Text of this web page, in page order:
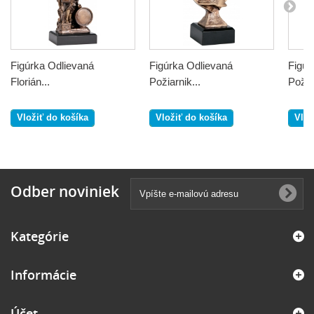
Figúrka Odlievaná
Florián...
Vložiť do košíka
Figúrka Odlievaná
Požiarnik...
Vložiť do košíka
Odber noviniek
Kategórie
Informácie